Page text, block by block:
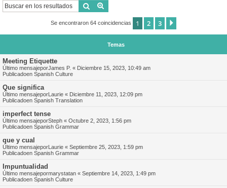
Buscar
Se encontraron 64 coincidencias 1 2 3
Temas
Meeting Etiquette
Último mensajeporJames P. « Diciembre 15, 2023, 10:49 am
Publicadoen Spanish Culture
Que significa
Último mensajeporLaurie « Diciembre 11, 2023, 12:09 pm
Publicadoen Spanish Translation
imperfect tense
Último mensajeporSteph « Octubre 2, 2023, 1:56 pm
Publicadoen Spanish Grammar
que y cual
Último mensajeporLaurie « Septiembre 25, 2023, 1:59 pm
Publicadoen Spanish Grammar
Impuntualidad
Último mensajepormarystatan « Septiembre 14, 2023, 1:49 pm
Publicadoen Spanish Culture